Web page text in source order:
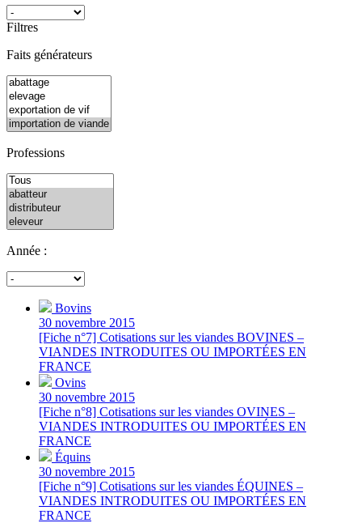
Filtres
Faits générateurs
Professions
Année :
Bovins
30 novembre 2015
[Fiche n°7] Cotisations sur les viandes BOVINES –
VIANDES INTRODUITES OU IMPORTÉES EN
FRANCE
Ovins
30 novembre 2015
[Fiche n°8] Cotisations sur les viandes OVINES –
VIANDES INTRODUITES OU IMPORTÉES EN
FRANCE
Équins
30 novembre 2015
[Fiche n°9] Cotisations sur les viandes ÉQUINES –
VIANDES INTRODUITES OU IMPORTÉES EN
FRANCE